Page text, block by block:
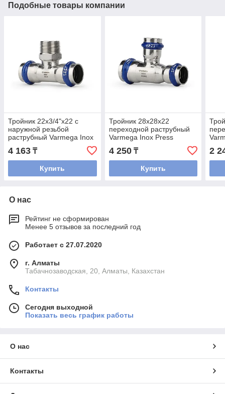
Подобные товары компании
Тройник 22x3/4"x22 с
наружной резьбой
раструбный Varmega Inox
4 163 ₸
Купить
Тройник 28x28x22
переходной раструбный
Varmega Inox Press
4 250₸
Купить
2
О нас
Рейтинг не сформирован
Менее 5 отзывов за последний год
Работает с 27.07.2020
г. Алматы
Табачнозаводская, 20, Алматы, Казахстан
Контакты
Сегодня выходной
Показать весь график работы
О нас
Контакты